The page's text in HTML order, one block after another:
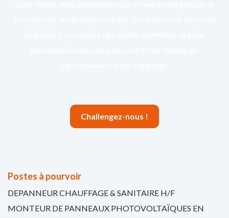
Challengez-nous !
Postes à pourvoir
DEPANNEUR CHAUFFAGE & SANITAIRE H/F
MONTEUR DE PANNEAUX PHOTOVOLTAÏQUES EN